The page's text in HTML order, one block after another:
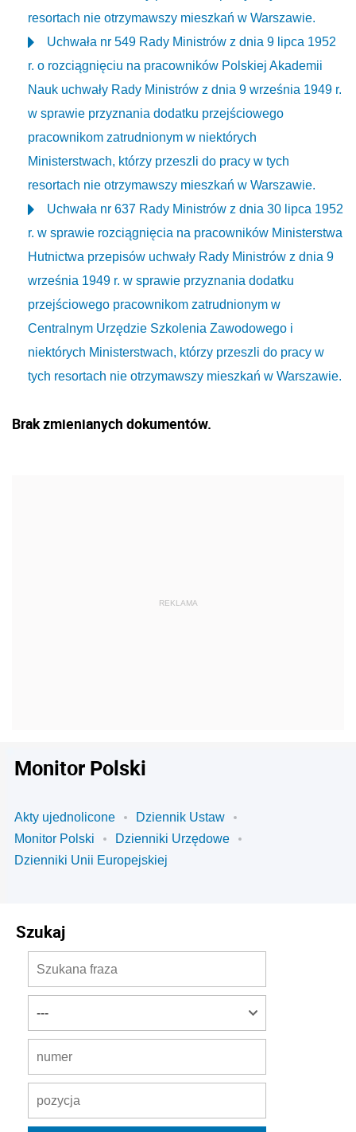
resortach nie otrzymawszy mieszkań w Warszawie.
Uchwała nr 549 Rady Ministrów z dnia 9 lipca 1952
r. o rozciągnięciu na pracowników Polskiej Akademii
Nauk uchwały Rady Ministrów z dnia 9 września 1949 r.
w sprawie przyznania dodatku przejściowego
pracownikom zatrudnionym w niektórych
Ministerstwach, którzy przeszli do pracy w tych
resortach nie otrzymawszy mieszkań w Warszawie.
Uchwała nr 637 Rady Ministrów z dnia 30 lipca 1952
r. w sprawie rozciągnięcia na pracowników Ministerstwa
Hutnictwa przepisów uchwały Rady Ministrów z dnia 9
września 1949 r. w sprawie przyznania dodatku
przejściowego pracownikom zatrudnionym w
Centralnym Urzędzie Szkolenia Zawodowego i
niektórych Ministerstwach, którzy przeszli do pracy w
tych resortach nie otrzymawszy mieszkań w Warszawie.
Brak zmienianych dokumentów.
Monitor Polski
Akty ujednolicone
Dziennik Ustaw
Monitor Polski
Dzienniki Urzędowe
Dzienniki Unii Europejskiej
Szukaj